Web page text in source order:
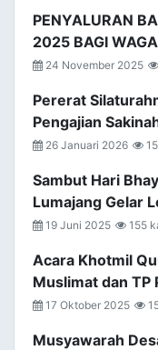
PENYALURAN
2025 BAGI
24 November 2025
Pererat
Pengajian
26 Januari 2026
Sambut Hari
Lumajang Gelar
19 Juni 2025 155
Acara Khotmil
Muslimat dan TP
17 Oktober 2025
Musyawarah